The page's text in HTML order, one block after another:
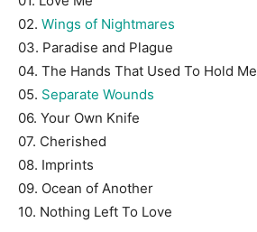
02. Wings of Nightmares
03. Paradise and Plague
04. The Hands That Used To Hold Me
05. Separate Wounds
06. Your Own Knife
07. Cherished
08. Imprints
09. Ocean of Another
10. Nothing Left To Love